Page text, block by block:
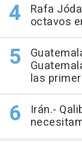
Rafa
octavos
las
Irán.-